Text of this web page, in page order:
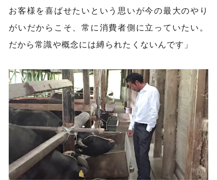
お客様を喜ばせたいという思いが今の最大のやり
がいだからこそ、常に消費者側に立っていたい。
だから常識や概念には縛られたくないんです」